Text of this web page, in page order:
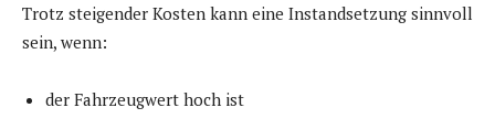
Trotz steigender Kosten kann eine Instandsetzung sinnvoll
sein, wenn:
der Fahrzeugwert hoch ist